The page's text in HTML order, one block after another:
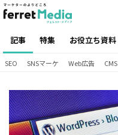
記事 特集 お役立ち資料
SEO SNSマーケ Web広告 CMS